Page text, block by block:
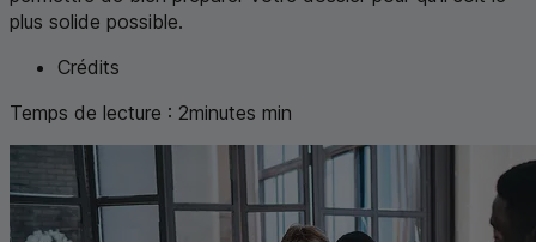
plus solide possible.
Crédits
Temps de lecture : 2minutes min